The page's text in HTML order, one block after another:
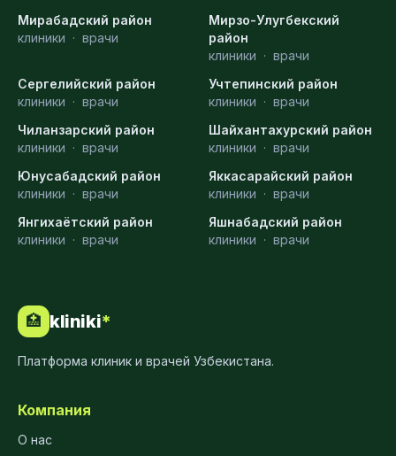
Мирабадский район
клиники · врачи
Мирзо-Улугбекский
район
клиники · врачи
Сергелийский район
клиники · врачи
Учтепинский район
клиники · врачи
Чиланзарский район
клиники · врачи
Шайхантахурский район
клиники · врачи
Юнусабадский район
клиники · врачи
Яккасарайский район
клиники · врачи
Янгихаётский район
клиники · врачи
Яшнабадский район
клиники · врачи
🏥 kliniki*
Платформа клиник и врачей Узбекистана.
Компания
О нас